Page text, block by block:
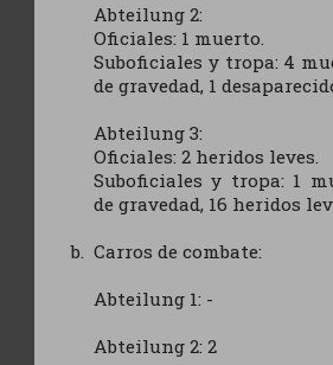
Abteilung 2:
Oficiales: 1 muerto.
Suboficiales y tropa: 4
de gravedad, 1
Abteilung 3:
Oficiales: 2 heridos leves.
Suboficiales y tropa: 1
de gravedad, 16 heridos
Carros de combate:
Abteilung 1: -
Abteilung 2: 2